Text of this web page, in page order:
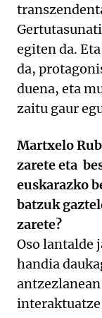
egiten da.
da,
duena, eta
zaitu gaur
Martxelo
zarete eta
euskarazko
batzuk
zarete?
Oso lantalde
handia